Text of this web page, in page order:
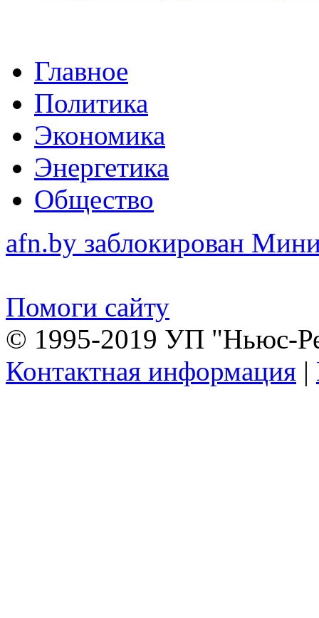
Главное
Политика
Экономика
Энергетика
Общество
afn.by заблокирован
Помоги сайту
© 1995-2019 УП "Ньюс-
Контактная информация |